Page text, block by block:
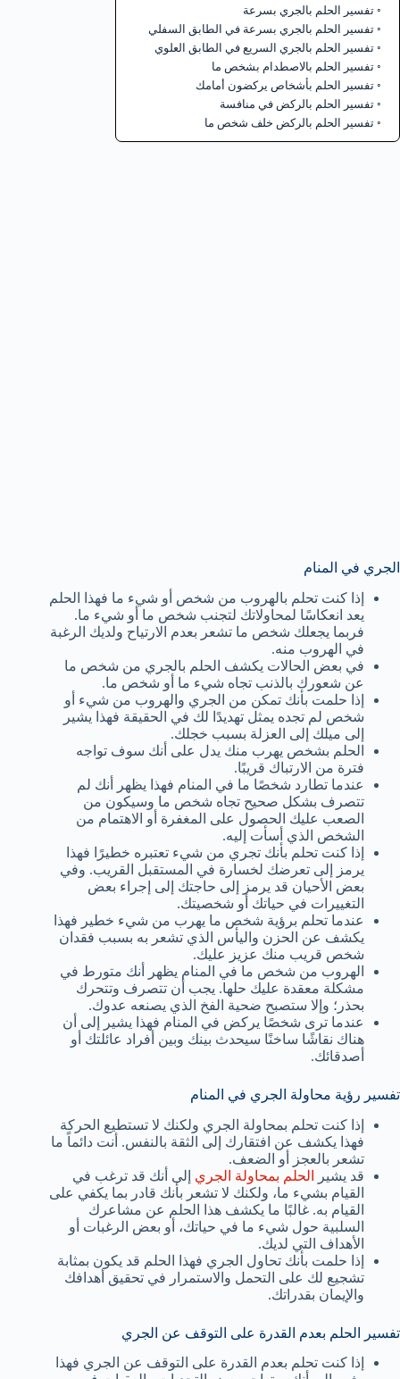
تفسير الحلم بالجري بسرعة
تفسير الحلم بالجري بسرعة في الطابق السفلي
تفسير الحلم بالجري السريع في الطابق العلوي
تفسير الحلم بالاصطدام بشخص ما
تفسير الحلم بأشخاص يركضون أمامك
تفسير الحلم بالركض في منافسة
تفسير الحلم بالركض خلف شخص ما
الجري في المنام
إذا كنت تحلم بالهروب من شخص أو شيء ما فهذا الحلم
يعد انعكاسًا لمحاولاتك لتجنب شخص ما أو شيء ما.
فربما يجعلك شخص ما تشعر بعدم الارتياح ولديك الرغبة
في الهروب منه.
في بعض الحالات يكشف الحلم بالجري من شخص ما
عن شعورك بالذنب تجاه شيء ما أو شخص ما.
إذا حلمت بأنك تمكن من الجري والهروب من شيء أو
شخص لم تجده يمثل تهديدًا لك في الحقيقة فهذا يشير
إلى ميلك إلى العزلة بسبب خجلك.
الحلم بشخص يهرب منك يدل على أنك سوف تواجه
فترة من الارتباك قريبًا.
عندما تطارد شخصًا ما في المنام فهذا يظهر أنك لم
تتصرف بشكل صحيح تجاه شخص ما وسيكون من
الصعب عليك الحصول على المغفرة أو الاهتمام من
الشخص الذي أسأت إليه.
إذا كنت تحلم بأنك تجري من شيء تعتبره خطيرًا فهذا
يرمز إلى تعرضك لخسارة في المستقبل القريب. وفي
بعض الأحيان قد يرمز إلى حاجتك إلى إجراء بعض
التغييرات في حياتك أو شخصيتك.
عندما تحلم برؤية شخص ما يهرب من شيء خطير فهذا
يكشف عن الحزن واليأس الذي تشعر به بسبب فقدان
شخص قريب منك عزيز عليك.
الهروب من شخص ما في المنام يظهر أنك متورط في
مشكلة معقدة عليك حلها. يجب أن تتصرف وتتحرك
بحذر؛ وإلا ستصبح ضحية الفخ الذي يصنعه عدوك.
عندما ترى شخصًا يركض في المنام فهذا يشير إلى أن
هناك نقاشًا ساخنًا سيحدث بينك وبين أفراد عائلتك أو
أصدقائك.
تفسير رؤية محاولة الجري في المنام
إذا كنت تحلم بمحاولة الجري ولكنك لا تستطيع الحركة
فهذا يكشف عن افتقارك إلى الثقة بالنفس. أنت دائماً ما
تشعر بالعجز أو الضعف.
قد يشير
الحلم بمحاولة الجري إلى أنك قد ترغب في
القيام بشيء ما، ولكنك لا تشعر بأنك قادر بما يكفي على
القيام به. غالبًا ما يكشف هذا الحلم عن مشاعرك
السلبية حول شيء ما في حياتك، أو بعض الرغبات أو
الأهداف التي لديك.
إذا حلمت بأنك تحاول الجري فهذا الحلم قد يكون بمثابة
تشجيع لك على التحمل والاستمرار في تحقيق أهدافك
والإيمان بقدراتك.
تفسير الحلم بعدم القدرة على التوقف عن الجري
إذا كنت تحلم بعدم القدرة على التوقف عن الجري فهذا